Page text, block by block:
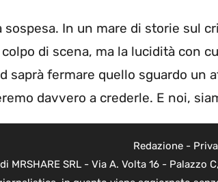
In un mare di storie sul
di scena, ma la lucidità con
saprà fermare quello sguardo un
davvero a crederle. E noi,
Redazione-
MRSHARE SRL - Via A. Volta 16 - Palazzo